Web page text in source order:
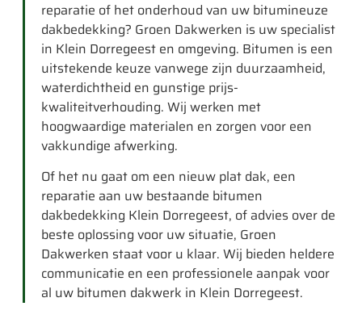
reparatie of het onderhoud van uw bitumineuze
dakbedekking? Groen Dakwerken is uw specialist
in Klein Dorregeest en omgeving. Bitumen is een
uitstekende keuze vanwege zijn duurzaamheid,
waterdichtheid en gunstige prijs-
kwaliteitverhouding. Wij werken met
hoogwaardige materialen en zorgen voor een
vakkundige afwerking.
Of het nu gaat om een nieuw plat dak, een
reparatie aan uw bestaande bitumen
dakbedekking Klein Dorregeest, of advies over de
beste oplossing voor uw situatie, Groen
Dakwerken staat voor u klaar. Wij bieden heldere
communicatie en een professionele aanpak voor
al uw bitumen dakwerk in Klein Dorregeest.